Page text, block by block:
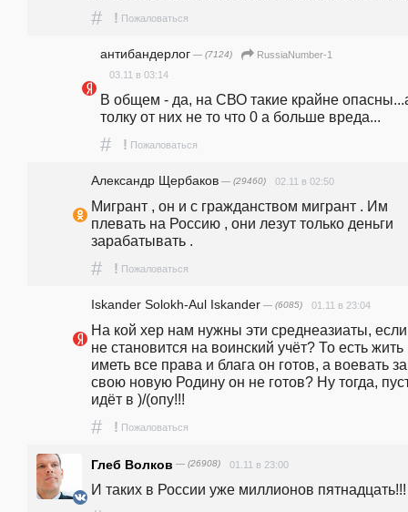
# ! Пожаловаться
антибандерлог — (7124)
RussiaNumber-1
03.11 в 03:14
В общем - да, на СВО такие крайне
толку от них не то что 0 а больше вреда...
# ! Пожаловаться
Александр Щербаков — (29460) 02.11 в 02:50
Мигрант , он и с гражданством мигрант . Им
плевать на Россию , они лезут только деньги
зарабатывать .
# ! Пожаловаться
Iskander Solokh-Aul Iskander — (6085) 01.11 в 23:04
На кой xep нам нужны эти среднеазиаты,
не становится на воинский учёт? То есть жить
иметь все права и блага он готов, а воевать за
свою новую Родину он не готов? Ну тогда,
идёт в )/(опу!!!
# ! Пожаловаться
Глеб Волков — (26908) 01.11 в 23:00
И таких в России уже миллионов